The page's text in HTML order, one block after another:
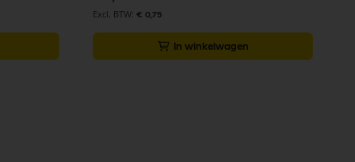
€ 0,75
In winkelwagen